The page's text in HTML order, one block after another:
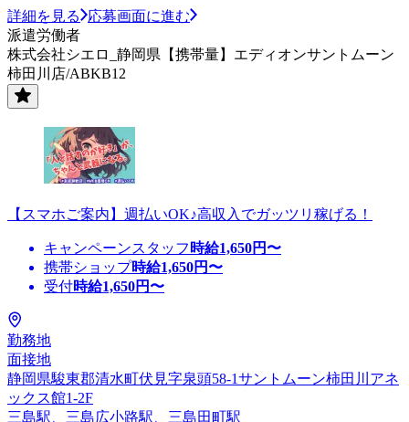
詳細を見る
応募画面に進む
派遣労働者
株式会社シエロ_静岡県【携帯量】エディオンサントムーン
柿田川店/ABKB12
【スマホご案内】週払いOK♪高収入でガッツリ稼げる！
キャンペーンスタッフ 時給1,650円〜
携帯ショップ時給1,650円〜
受付時給1,650円〜
勤務地
面接地
静岡県駿東郡清水町伏見字泉頭58-1サントムーン柿田川アネ
ックス館1-2F
三島駅、三島広小路駅、三島田町駅